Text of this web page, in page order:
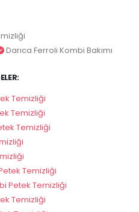
Darıca Ferroli Kombi Bakımı
Temizliği
Temizliği
Temizliği
Temizliği
Petek Temizliği
Temizliği